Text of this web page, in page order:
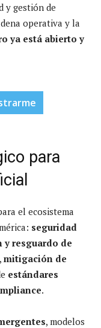
y gestión de
operativa y la
ya está abierto y
para
el ecosistema
seguridad
y resguardo de
, mitigación de
estándares
.
, modelos